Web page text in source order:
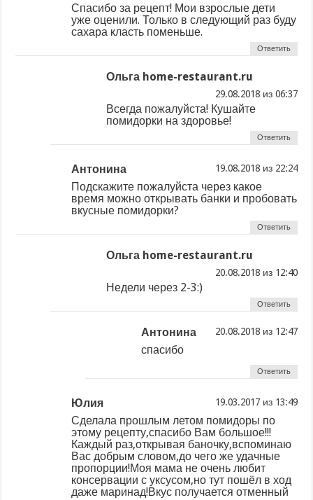
Спасибо за рецепт! Мои взрослые дети
уже оценили. Только в следующий раз буду
сахара класть поменьше.
Ответить
Ольга home-restaurant.ru
из
Всегда пожалуйста! Кушайте
помидорки на здоровье!
Ответить
Антонина из
Подскажите пожалуйста через какое
время можно открывать банки и пробовать
вкусные помидорки?
Ответить
Ольга home-restaurant.ru
из
Недели через 2-3:)
Ответить
Антонина из
спасибо
Ответить
Юлия из
Сделала прошлым летом помидоры по
этому рецепту,спасибо Вам большое!!!
Каждый раз,открывая баночку,вспоминаю
Вас добрым словом,до чего же удачные
пропорции!Моя мама не очень любит
консервации с уксусом,но тут пошёл в ход
даже маринад!Вкус получается отменный